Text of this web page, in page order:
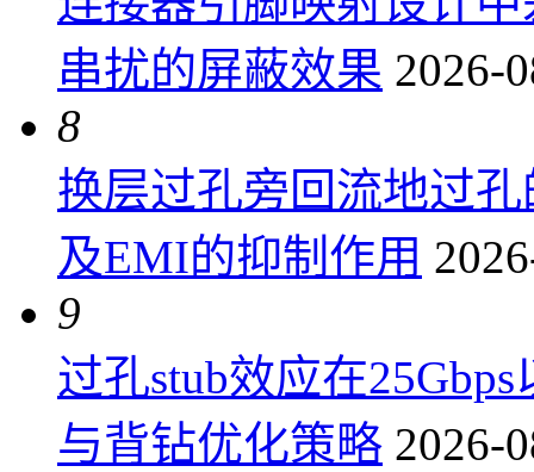
串扰的屏蔽效果 2026-
8
换层过孔旁回流地过
及EMI的抑制作用
9
过孔stub效应在
与背钻优化策略 2026-